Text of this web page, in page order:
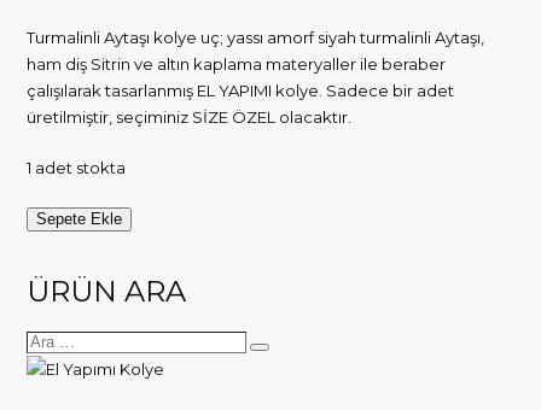
Turmalinli Aytaşı kolye uç; yassı amorf siyah turmalinli Aytaşı,
ham diş Sitrin ve altın kaplama materyaller ile beraber
çalışılarak tasarlanmış EL YAPIMI kolye. Sadece bir adet
üretilmiştir, seçiminiz SİZE ÖZEL olacaktır.
1 adet stokta
Turmalinli
yapımı
adet
Sepete Ekle
ÜRÜN ARA